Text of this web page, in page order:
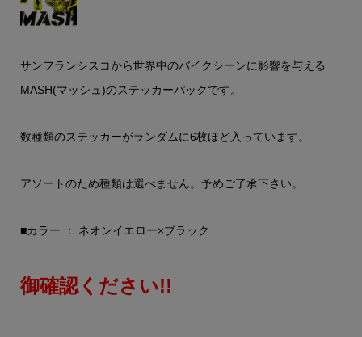
サンフランシスコから世界中のバイクシーンに影響を与える
MASH(マッシュ)のステッカーパックです。
数種類のステッカーがランダムに6枚ほど入っています。
アソートのため種類は選べません。予めご了承下さい。
■カラー ： ネオンイエロー×ブラック
御確認ください!!